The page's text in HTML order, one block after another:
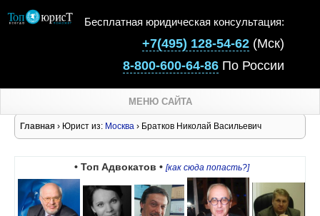
Бесплатная юридическая консультация:
+7(495) 128-54-62 (Мск)
8-800-600-64-86 По России
МЕНЮ САЙТА
Главная › Юрист из: Москва › Братков Николай Васильевич
• Топ Адвокатов • [как сюда попасть?]